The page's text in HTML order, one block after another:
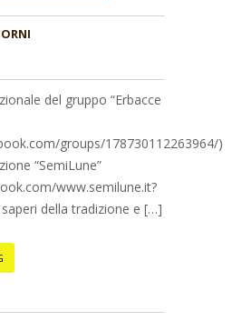
del gruppo “Erbacce
groups/178730112263964/)
“SemiLune”
www.semilune.it?
della tradizione e […]